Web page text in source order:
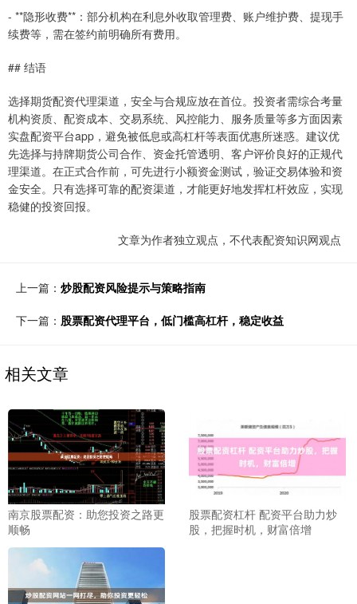
- **隐形收费**：部分机构在利息外收取管理费、账户维护费、提现手
续费等，需在签约前明确所有费用。
## 结语
选择期货配资代理渠道，安全与合规应放在首位。投资者需综合考量
机构资质、配资成本、交易系统、风控能力、服务质量等多方面因素
实盘配资平台app，避免被低息或高杠杆等表面优惠所迷惑。建议优
先选择与持牌期货公司合作、资金托管透明、客户评价良好的正规代
理渠道。在正式合作前，可先进行小额资金测试，验证交易体验和资
金安全。只有选择可靠的配资渠道，才能更好地发挥杠杆效应，实现
稳健的投资回报。
文章为作者独立观点，不代表配资知识网观点
上一篇： 炒股配资风险提示与策略指南
下一篇： 股票配资代理平台，低门槛高杠杆，稳定收益
相关文章
南京股票配资：助您投资之路更
顺畅
股票配资杠杆 配资平台助力炒
股，把握时机，财富倍增